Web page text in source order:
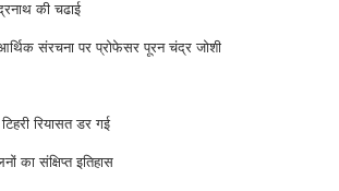
की चढाई
संरचना पर प्रोफेसर पूरन चंद्र जोशी
रियासत डर गई
का संक्षिप्त इतिहास